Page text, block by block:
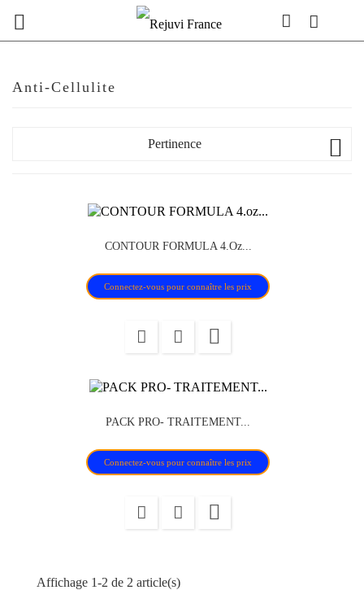

Anti-Cellulite
Pertinence 
CONTOUR FORMULA 4.oz...
Connectez-vous pour connaître les prix

PACK PRO- TRAITEMENT...
Connectez-vous pour connaître les prix

Affichage 1-2 de 2 article(s)